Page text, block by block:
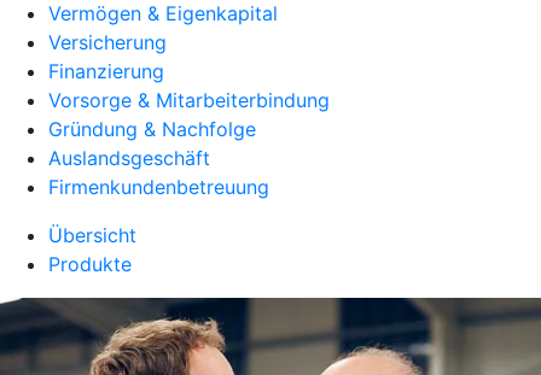
Vermögen & Eigenkapital
Versicherung
Finanzierung
Vorsorge & Mitarbeiterbindung
Gründung & Nachfolge
Auslandsgeschäft
Firmenkundenbetreuung
Übersicht
Produkte